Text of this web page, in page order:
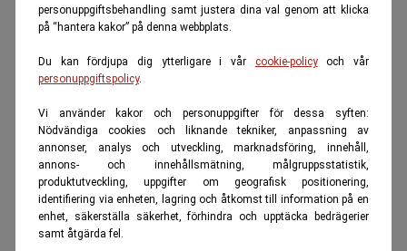
personuppgiftsbehandling samt justera dina val genom att klicka
på “hantera kakor” på denna webbplats.
Du kan fördjupa dig ytterligare i vår cookie-policyoch vår
personuppgiftspolicy.
Vi använder kakor och personuppgifter för dessa syften:
Nödvändiga cookies och liknande tekniker, anpassning av
annonser, analys och utveckling, marknadsföring, innehåll,
annons- och innehållsmätning, målgruppsstatistik,
produktutveckling, uppgifter om geografisk positionering,
identifiering via enheten, lagring och åtkomst till information på en
enhet, säkerställa säkerhet, förhindra och upptäcka bedrägerier
samt åtgärda fel.